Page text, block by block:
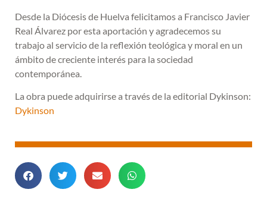
Desde la Diócesis de Huelva felicitamos a Francisco Javier
Real Álvarez por esta aportación y agradecemos su
trabajo al servicio de la reflexión teológica y moral en un
ámbito de creciente interés para la sociedad
contemporánea.
La obra puede adquirirse a través de la editorial Dykinson:
Dykinson